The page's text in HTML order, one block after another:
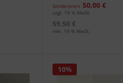
Sonderpreis 50,00 €
zzgl. 19 % MwSt.
59,50 €
inkl. 19 % MwSt.
10%